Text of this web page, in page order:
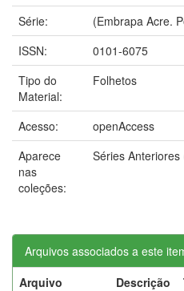
Série:
(Embrapa Acre.
ISSN:
0101-6075
Tipo do
Material:
Folhetos
Acesso:
openAccess
Aparece
nas
coleções:
Séries Anteriores
Arquivos associados a este
Arquivo
Descrição